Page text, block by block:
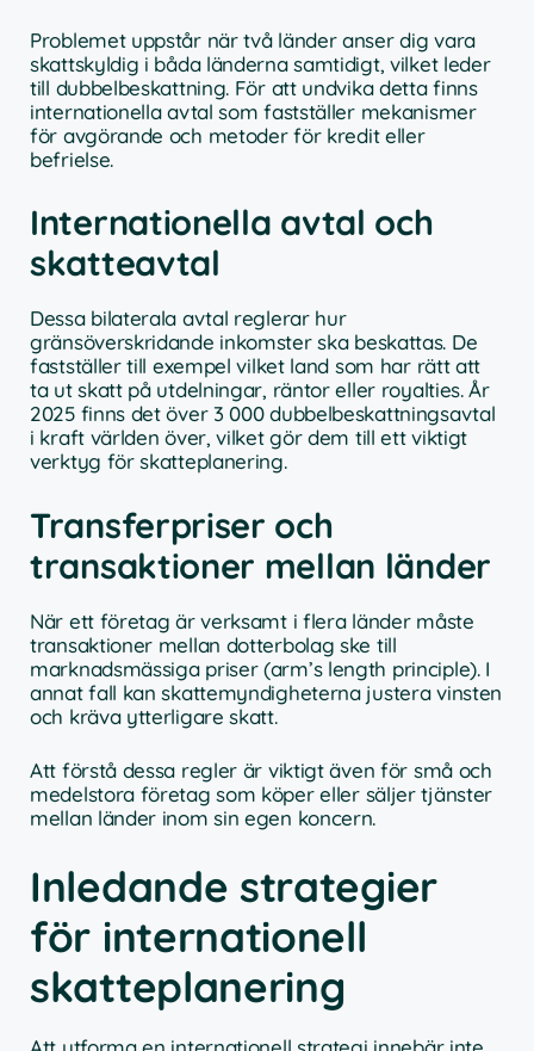
Problemet uppstår när två länder anser dig vara
skattskyldig i båda länderna samtidigt, vilket leder
till dubbelbeskattning. För att undvika detta finns
internationella avtal som fastställer mekanismer
för avgörande och metoder för kredit eller
befrielse.
Internationella avtal och
skatteavtal
Dessa bilaterala avtal reglerar hur
gränsöverskridande inkomster ska beskattas. De
fastställer till exempel vilket land som har rätt att
ta ut skatt på utdelningar, räntor eller royalties. År
2025 finns det över 3 000 dubbelbeskattningsavtal
i kraft världen över, vilket gör dem till ett viktigt
verktyg för skatteplanering.
Transferpriser och
transaktioner mellan länder
När ett företag är verksamt i flera länder måste
transaktioner mellan dotterbolag ske till
marknadsmässiga priser (arm’s length principle). I
annat fall kan skattemyndigheterna justera vinsten
och kräva ytterligare skatt.
Att förstå dessa regler är viktigt även för små och
medelstora företag som köper eller säljer tjänster
mellan länder inom sin egen koncern.
Inledande strategier
för internationell
skatteplanering